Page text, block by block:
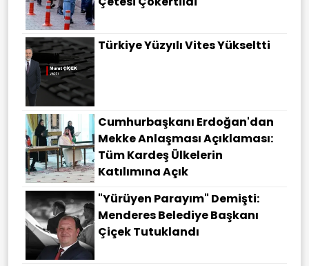
Türkiye Yüzyılı Vites Yükseltti
Cumhurbaşkanı Erdoğan'dan
Mekke Anlaşması Açıklaması:
Tüm Kardeş Ülkelerin
Katılımına Açık
"Yürüyen Parayım" Demişti:
Menderes Belediye Başkanı
Çiçek Tutuklandı